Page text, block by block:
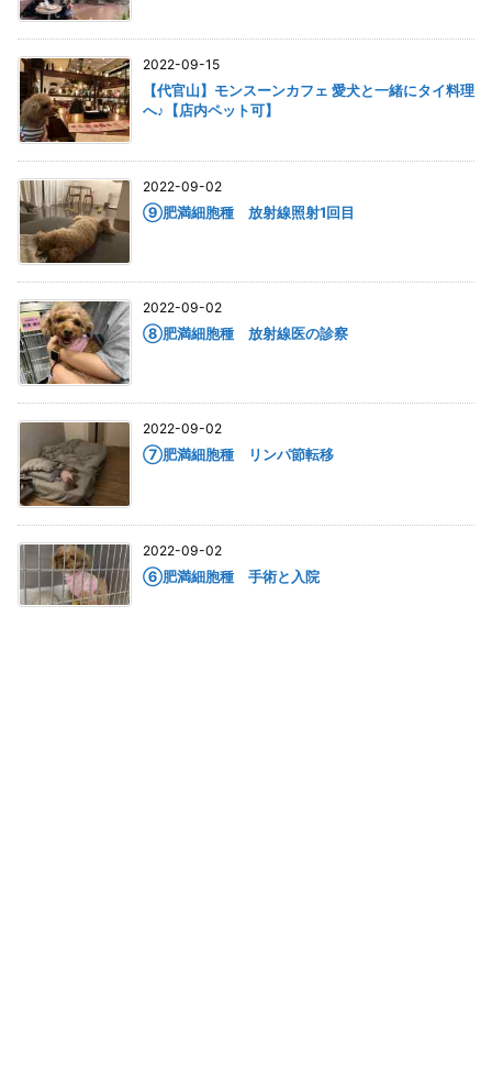
2022-09-15
【代官山】モンスーンカフェ 愛犬と一緒にタイ料理
へ♪【店内ペット可】
2022-09-02
⑨肥満細胞種 放射線照射1回目
2022-09-02
⑧肥満細胞種 放射線医の診察
2022-09-02
⑦肥満細胞種 リンパ節転移
2022-09-02
⑥肥満細胞種 手術と入院